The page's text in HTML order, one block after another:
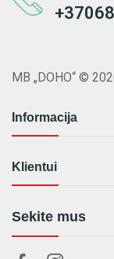
MB „DOHO“ ©
Informacija
Klientui
Sekite mus